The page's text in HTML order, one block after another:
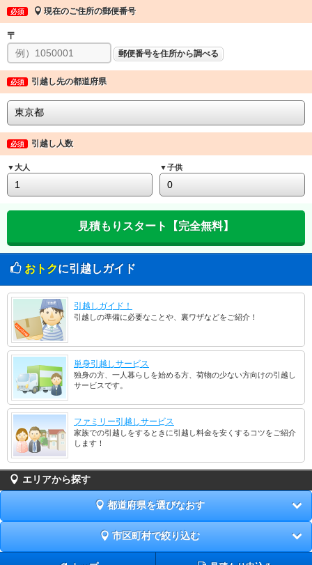
必須 現在のご住所の郵便番号
〒
郵便番号を住所から調べる
必須 引越し先の都道府県
必須 引越し人数
▼大人 ▼子供
おトクに引越しガイド
引越しガイド！
引越しの準備に必要なことや、裏ワザなどをご紹介！
単身引越しサービス
独身の方、一人暮らしを始める方、荷物の少ない方向けの引越し
サービスです。
ファミリー引越しサービス
家族での引越しをするときに引越し料金を安くするコツをご紹介
します！
エリアから探す
都道府県を選びなおす
市区町村で絞り込む